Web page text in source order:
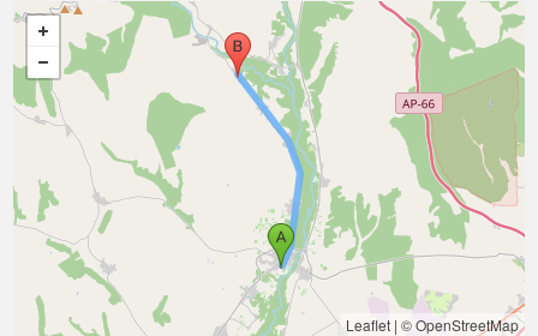
Leaflet| © OpenStreetMap